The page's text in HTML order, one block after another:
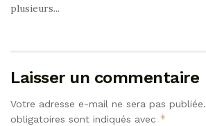
plusieurs...
Laisser un commentaire
Votre adresse e-mail ne sera pas publiée.
obligatoires sont indiqués avec *